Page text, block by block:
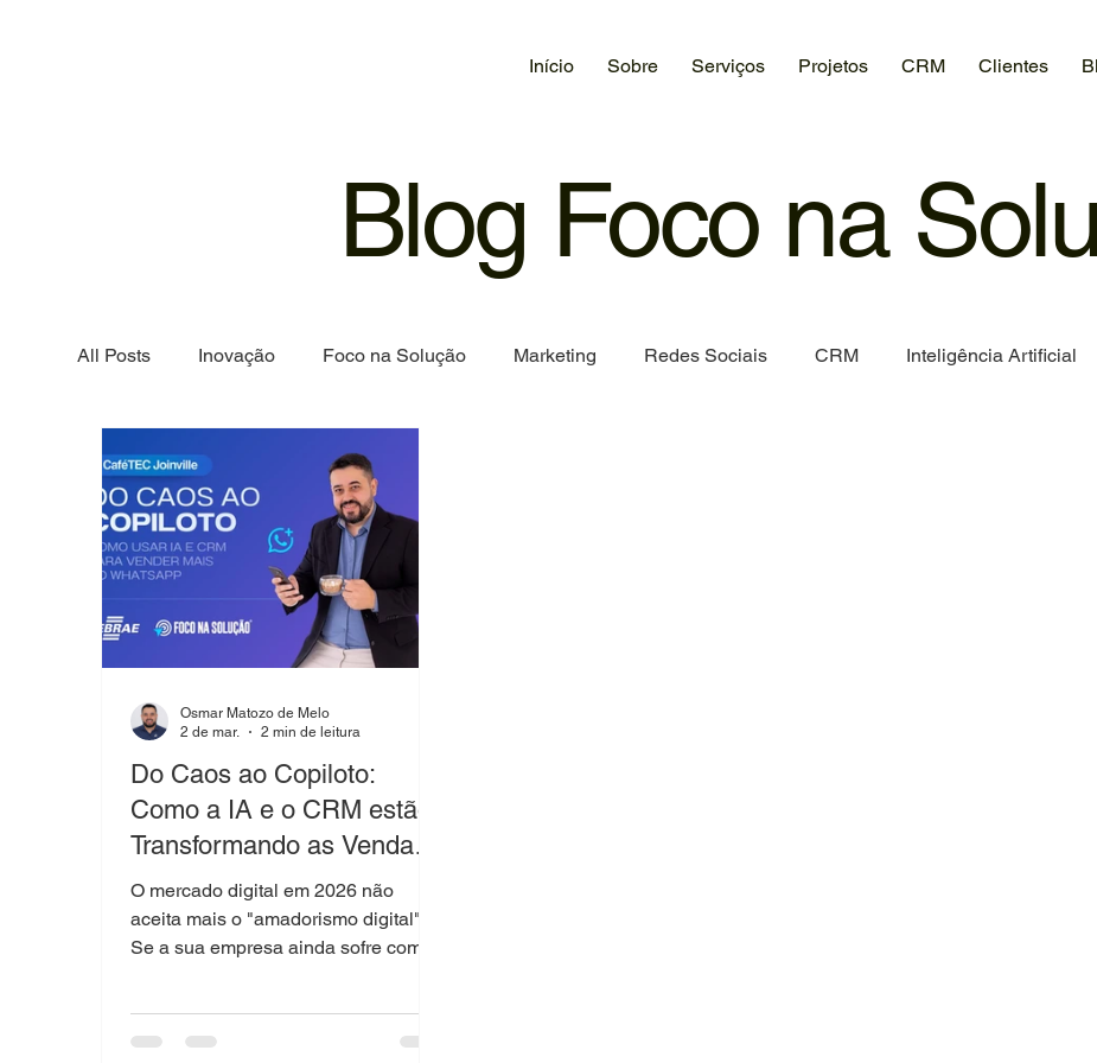
Início Sobre Serviços Projetos CRM Clientes
Blog Foco na
All Posts Inovação Foco na Solução Marketing Redes Sociais CRM Inteligência Artificial
Do Caos ao Copiloto:
Como a IA e o CRM estão
Transformando as Vendas
no WhatsApp (CaféTEC
Joinville)
O mercado digital em 2026 não
aceita mais o "amadorismo digital".
Se a sua empresa ainda sofre com
clientes, você está vivendo o caos
Osmar Matozo de Melo
2 de mar.
2 min de leitura